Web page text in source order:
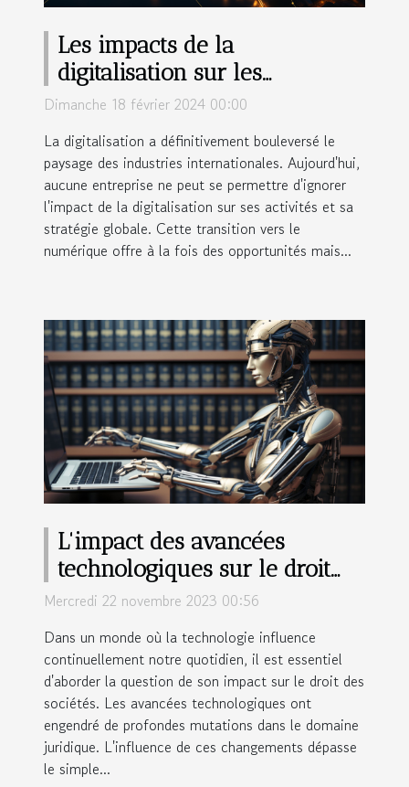
Les impacts de la
digitalisation sur les
industries internationales
Dimanche 18 février 2024 00:00
La digitalisation a définitivement bouleversé le
paysage des industries internationales. Aujourd'hui,
aucune entreprise ne peut se permettre d'ignorer
l'impact de la digitalisation sur ses activités et sa
stratégie globale. Cette transition vers le
numérique offre à la fois des opportunités mais...
L'impact des avancées
technologiques sur le droit
des sociétés
Mercredi 22 novembre 2023 00:56
Dans un monde où la technologie influence
continuellement notre quotidien, il est essentiel
d'aborder la question de son impact sur le droit des
sociétés. Les avancées technologiques ont
engendré de profondes mutations dans le domaine
juridique. L'influence de ces changements dépasse
le simple...